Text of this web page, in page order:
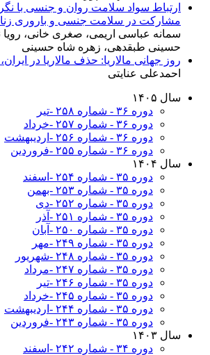
ارتباط سواد سلامت روان و جنسی با
مشارکت در سلامت جنسی و باروری
سمانه عباسی اریمی، صغری خانی، رویا
حسینی طبقدهی، زهره شاه حسینی
روز جهانی مالاریا: حذف مالاریا در
احمدعلی عنایتی
سال ۱۴۰۵
دوره ۳۶ - شماره ۲۵۸ -تیر
دوره ۳۶ - شماره ۲۵۷ -خرداد
دوره ۳۶ - شماره ۲۵۶ -اردیبهشت
دوره ۳۶ - شماره ۲۵۵ -فروردین
سال ۱۴۰۴
دوره ۳۵ - شماره ۲۵۴ -اسفند
دوره ۳۵ - شماره ۲۵۳ -بهمن
دوره ۳۵ - شماره ۲۵۲ -دی
دوره ۳۵ - شماره ۲۵۱ -آذر
دوره ۳۵ - شماره ۲۵۰ -آبان
دوره ۳۵ - شماره ۲۴۹ -مهر
دوره ۳۵ - شماره ۲۴۸ -شهریور
دوره ۳۵ - شماره ۲۴۷ -مرداد
دوره ۳۵ - شماره ۲۴۶ -تیر
دوره ۳۵ - شماره ۲۴۵ -خرداد
دوره ۳۵ - شماره ۲۴۴ -اردیبهشت
دوره ۳۵ - شماره ۲۴۳ -فروردین
سال ۱۴۰۳
دوره ۳۴ - شماره ۲۴۲ -اسفند